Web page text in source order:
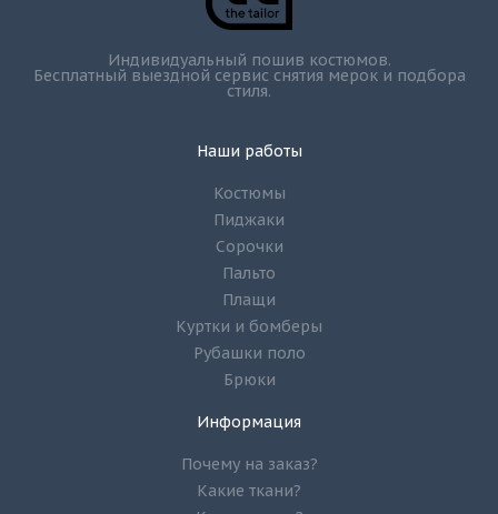
Индивидуальный пошив костюмов.
Бесплатный выездной сервис снятия мерок и подбора
стиля.
Наши работы
Костюмы
Пиджаки
Сорочки
Пальто
Плащи
Куртки и бомберы
Рубашки поло
Брюки
Информация
Почему на заказ?
Какие ткани?